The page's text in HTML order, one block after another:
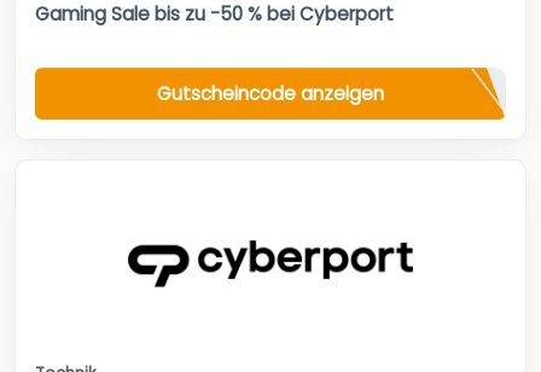
Gaming Sale bis zu -50 % bei Cyberport
Gutscheincode anzeigen